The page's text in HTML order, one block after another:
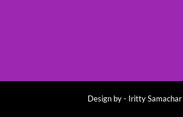
Design by - Iritty Samachar